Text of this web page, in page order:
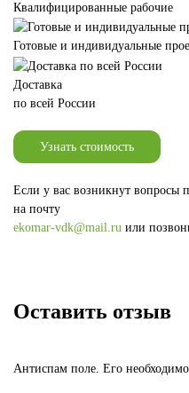
Квалифицированные рабочие
Готовые и индивидуальные
Доставка
по всей России
Узнать стоимость
Если у вас возникнут вопросы
на почту
ekomar-vdk@mail.ru или
Оставить отзыв
Антиспам поле. Его необходимо